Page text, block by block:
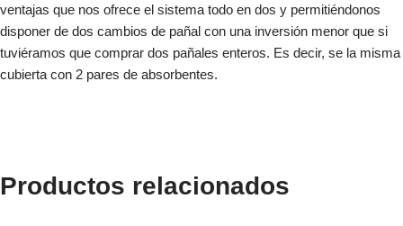
ventajas que nos ofrece el sistema todo en dos y permitiéndonos
disponer de dos cambios de pañal con una inversión menor que si
tuviéramos que comprar dos pañales enteros. Es decir, se la misma
cubierta con 2 pares de absorbentes.
Productos relacionados